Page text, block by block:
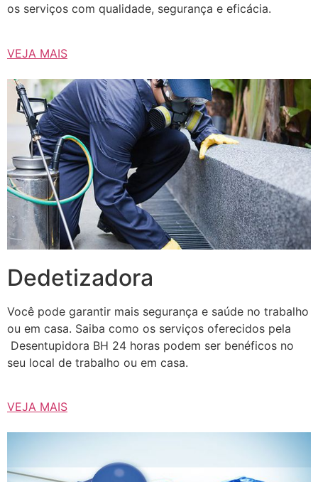
os serviços com qualidade, segurança e eficácia.
VEJA MAIS
Dedetizadora
Você pode garantir mais segurança e saúde no trabalho
ou em casa. Saiba como os serviços oferecidos pela
Desentupidora BH 24 horas podem ser benéficos no
seu local de trabalho ou em casa.
VEJA MAIS